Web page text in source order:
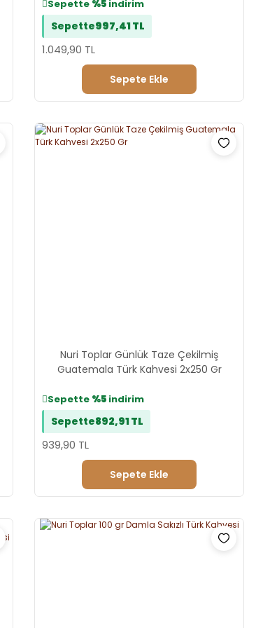
Sepette %5 indirim
Sepette997,41 TL
1.049,90 TL
Sepete Ekle
Nuri Toplar Günlük Taze Çekilmiş
Guatemala Türk Kahvesi 2x250 Gr
Sepette %5 indirim
Sepette892,91 TL
939,90 TL
Sepete Ekle